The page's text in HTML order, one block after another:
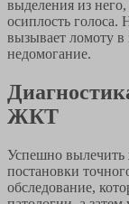
выделения из
осиплость голоса.
вызывает ломоту
недомогание.
ЖКТ
Успешно вылечить
постановки
обследование,